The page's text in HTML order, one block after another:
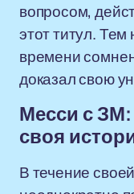
вопросом,
этот титул.
времени
доказал свою
Месси с
своя
В течение